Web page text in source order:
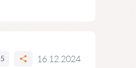
16.12.2024